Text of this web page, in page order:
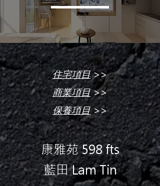
住宅項目>>
商業項目>>
保養項目>>
康雅苑 598 fts
藍田 Lam Tin